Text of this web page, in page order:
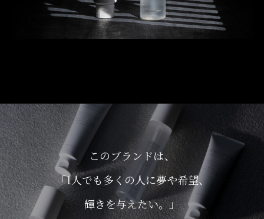
このブランドは、
「1人でも多くの人に夢や希望、
輝きを与えたい。」